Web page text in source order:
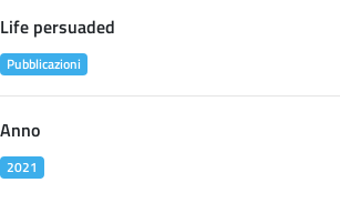
Life persuaded
Pubblicazioni
Anno
2021